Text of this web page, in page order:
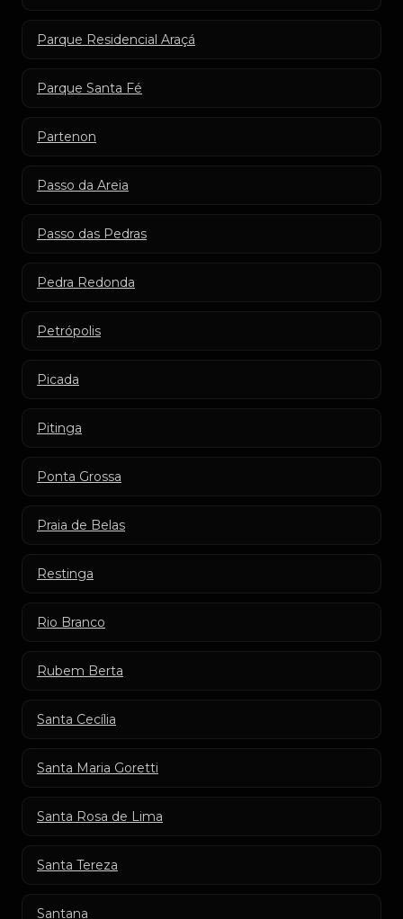
Parque Residencial Araçá
Parque Santa Fé
Partenon
Passo da Areia
Passo das Pedras
Pedra Redonda
Petrópolis
Picada
Pitinga
Ponta Grossa
Praia de Belas
Restinga
Rio Branco
Rubem Berta
Santa Cecília
Santa Maria Goretti
Santa Rosa de Lima
Santa Tereza
Santana